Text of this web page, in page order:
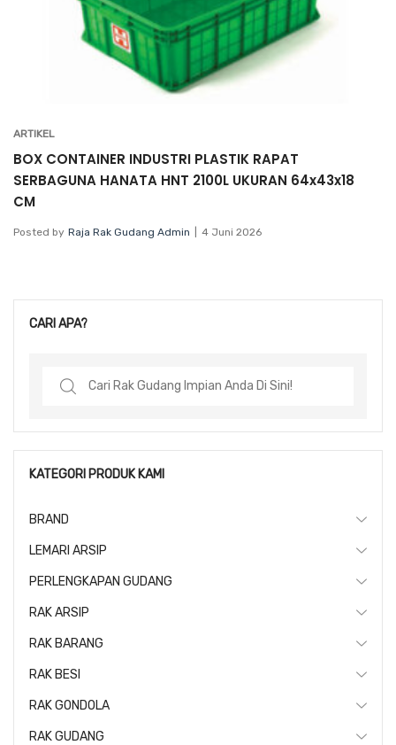
ARTIKEL
BOX CONTAINER INDUSTRI PLASTIK RAPAT
SERBAGUNA HANATA HNT 2100L UKURAN 64x43x18
CM
Posted by Raja Rak Gudang Admin 4 Juni 2026
CARI APA?
Search
KATEGORI PRODUK KAMI
BRAND
LEMARI ARSIP
PERLENGKAPAN GUDANG
RAK ARSIP
RAK BARANG
RAK BESI
RAK GONDOLA
RAK GUDANG